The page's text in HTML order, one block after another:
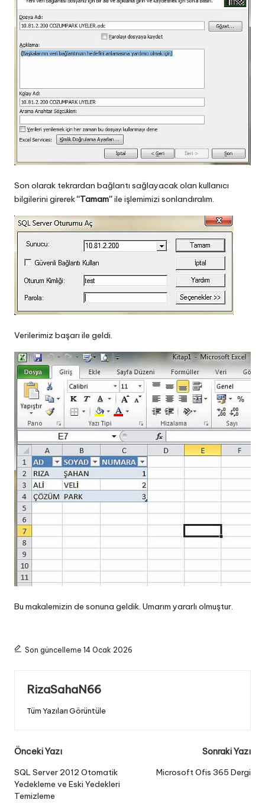
Son olarak tekrardan bağlantı sağlayacak olan kullanıcı
bilgilerini girerek“Tamam”ile işlemimizi sonlandıralım.
Verilerimiz başarı ile geldi.
Bu makalemizin de sonuna geldik. Umarım yararlı olmuştur.
Son güncelleme 14 Ocak 2026
RizaSahaN66
Tüm Yazıları Görüntüle
Post
navigation
Önceki Yazı
SQL Server 2012 Otomatik
Yedekleme ve Eski Yedekleri
Temizleme
Sonraki Yazı
Microsoft Ofis 365 Dergi